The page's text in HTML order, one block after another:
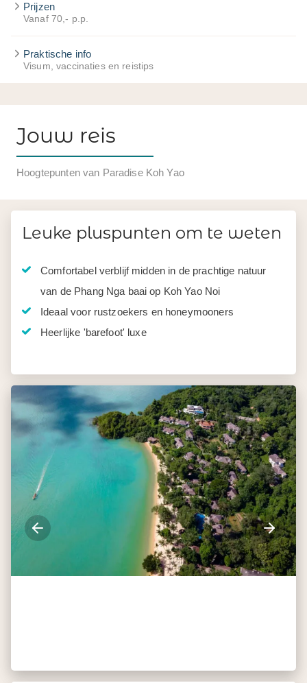
Prijzen
Vanaf 70,- p.p.
Praktische info
Visum, vaccinaties en reistips
Jouw reis
Hoogtepunten van Paradise Koh Yao
Leuke pluspunten om te weten
Comfortabel verblijf midden in de prachtige natuur
van de Phang Nga baai op Koh Yao Noi
Ideaal voor rustzoekers en honeymooners
Heerlijke 'barefoot' luxe